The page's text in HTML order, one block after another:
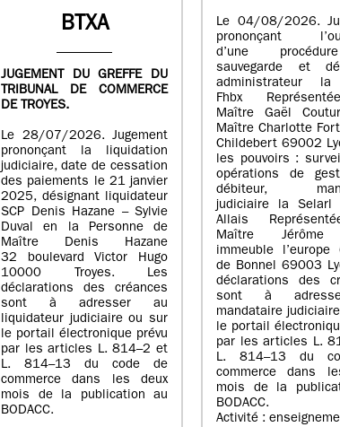
BTXA
JUGEMENT DU GREFFE DU
TRIBUNAL DE COMMERCE
DE TROYES.
Le 28/07/2026. Jugement
prononçant la liquidation
judiciaire, date de cessation
des paiements le 21 janvier
2025, désignant liquidateur
SCP Denis Hazane – Sylvie
Duval en la Personne de
Maître Denis Hazane
32 boulevard Victor Hugo
10000 Troyes. Les
déclarations des créances
sont à adresser au
liquidateur judiciaire ou sur
le portail électronique prévu
par les articles L. 814–2 et
L. 814–13 du code de
commerce dans les deux
mois de la publication au
BODACC.
Le 04/08/2026.
prononçant
d’une
sauvegarde et
administrateur la
Fhbx
Maître Gaël
Maître Charlotte
Childebert 69002
les pouvoirs :
opérations de
débiteur,
judiciaire la Selarl
Allais
Maître Jérôme
immeuble
de Bonnel 69003
déclarations des
sont à
mandataire
le portail
par les articles L.
L. 814–13 du
commerce dans
mois de la
BODACC.
Activité :